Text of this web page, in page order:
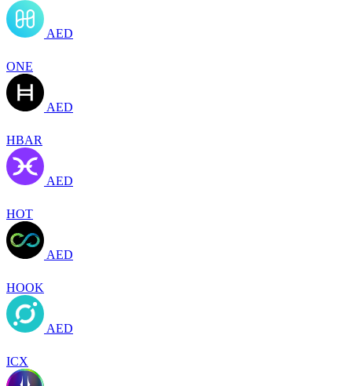
AED
ONE
AED
HBAR
AED
HOT
AED
HOOK
AED
ICX